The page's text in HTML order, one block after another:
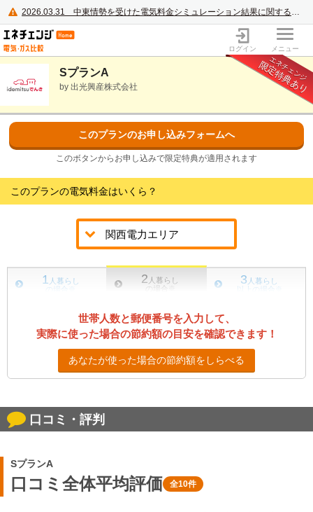
2026.03.31 中東情勢を受けた電気料金シミュレーション結果に関するご案内
電力・ガス比較サイト エネチェンジ
ログイン メニュー
SプランA
by 出光興産株式会社
エネチェンジ
限定特典あり
このプランのお申し込みフォームへ
このボタンからお申し込みで限定特典が適用されます
このプランの電気料金はいくら？
1 人暮らし
の場合
2 人暮らし
の場合
※
3 人暮らし
以上の場合
世帯人数と郵便番号を入力して、
実際に使った場合の節約額の目安を確認できます！
あなたが使った場合の節約額をしらべる
口コミ・評判
SプランA
口コミ全体平均評価 全10件